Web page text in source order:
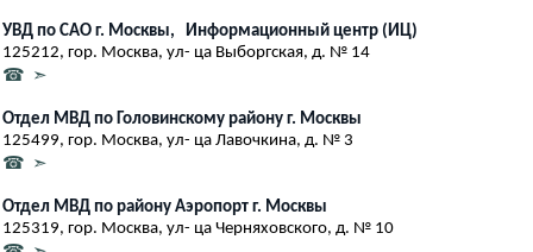
УВД по САО г. Москвы, Информационный центр (ИЦ)
125212, гор. Москва, ул- ца Выборгская, д. № 14
☎ ➣
Отдел МВД по Головинскому району г. Москвы
125499, гор. Москва, ул- ца Лавочкина, д. № 3
☎ ➣
Отдел МВД по району Аэропорт г. Москвы
125319, гор. Москва, ул- ца Черняховского, д. № 10